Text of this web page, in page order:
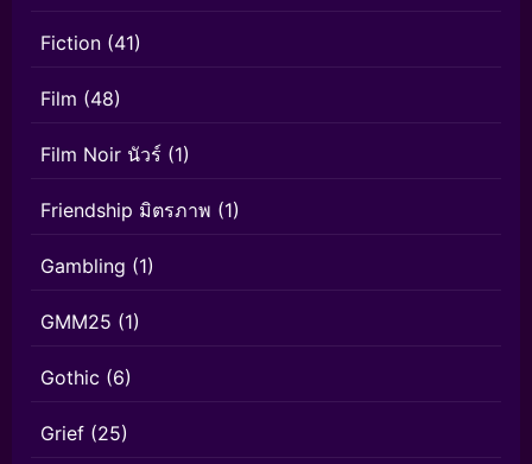
Fiction (41)
Film (48)
Film Noir นัวร์ (1)
Friendship มิตรภาพ (1)
Gambling (1)
GMM25 (1)
Gothic (6)
Grief (25)